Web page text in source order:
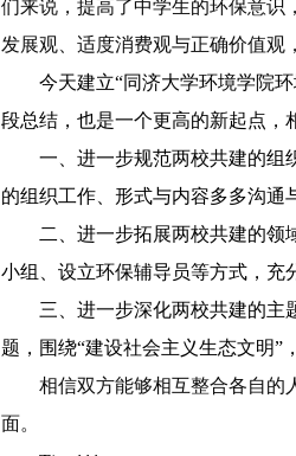
们来说，提高了中学生的环保意识
发展观、适度消费观与正确价值观
今天建立“同济大学环境学院
段总结，也是一个更高的新起点，
一、进一步规范两校共建的组
的组织工作、形式与内容多多沟通
二、进一步拓展两校共建的领
小组、设立环保辅导员等方式，充
三、进一步深化两校共建的主
题，围绕“建设社会主义生态文明”
相信双方能够相互整合各自的
面。